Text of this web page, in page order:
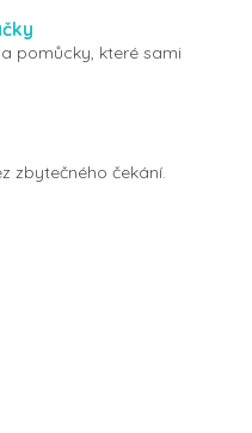
pomůcky, které sami
zbytečného čekání.